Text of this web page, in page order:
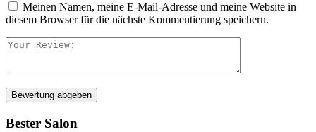
Meinen Namen, meine E-Mail-Adresse und meine Website in
diesem Browser für die nächste Kommentierung speichern.
Bewertung abgeben
Bester Salon